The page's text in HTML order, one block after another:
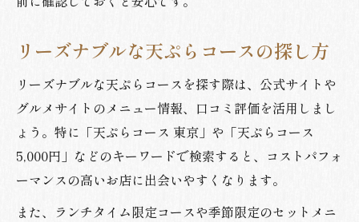
リーズナブルな天ぷらコースの探し方
リーズナブルな天ぷらコースを探す際は、公式サイトや
グルメサイトのメニュー情報、口コミ評価を活用しまし
ょう。特に「天ぷらコース 東京」や「天ぷらコース
5,000円」などのキーワードで検索すると、コストパフォ
ーマンスの高いお店に出会いやすくなります。
また、ランチタイム限定コースや季節限定のセットメニ